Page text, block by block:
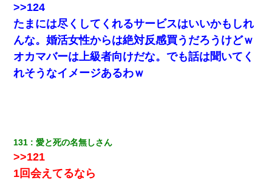
この母親は娘の黒歴史を掘り出さないと死ぬんか？ 死ぬんか？
【唖然】帰宅したら旦那のスポーツカーが消えていた。警察『目
立つし、すぐ見つかるかもしれません』→ 数時間後・・警察『××
さんご存じですか？』
彼女にプロポーズしてOK貰った俺、告げられた結婚条件にブチ切
れて無事婚約破棄・・・
>>124
たまには尽くしてくれるサービスはいいかもしれ
んな。婚活女性からは絶対反感買うだろうけどｗ
オカマバーは上級者向けだな。でも話は聞いてく
れそうなイメージあるわｗ
131 愛と死の名無しさん
>>121
1回会えてるなら